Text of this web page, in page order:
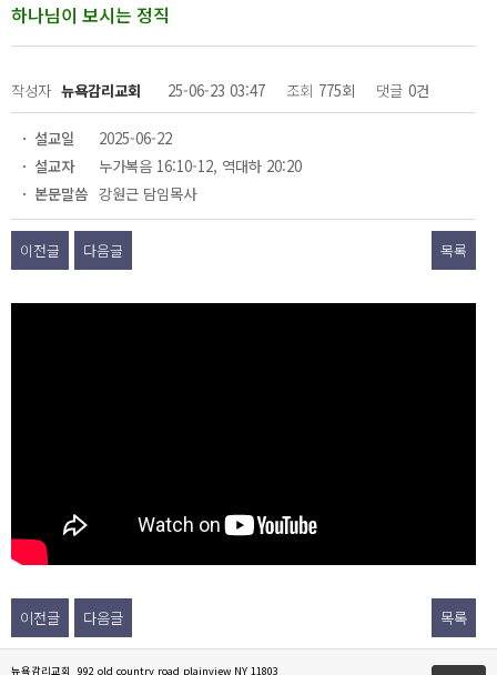
하나님이 보시는 정직
작성자 뉴욕감리교회 25-06-23 03:47 조회 775회 댓글 0건
설교일
2025-06-22
설교자
누가복음 16:10-12, 역대하 20:20
본문말씀 강원근 담임목사
이전글 다음글 목록
이전글 다음글 목록
뉴욕감리교회 992 old country road plainview NY 11803